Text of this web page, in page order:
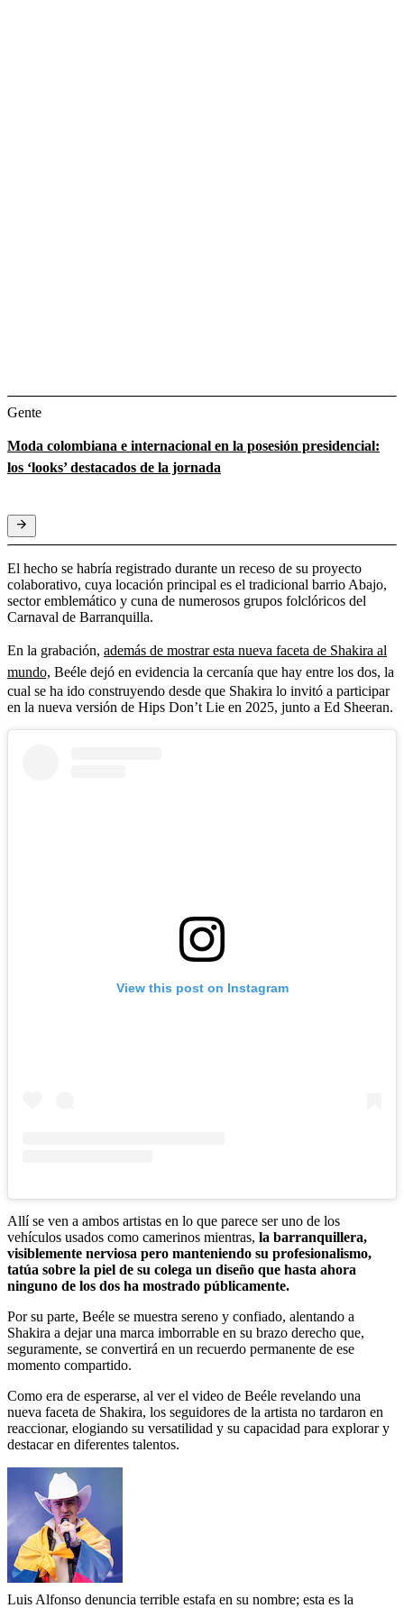
Gente
Moda colombiana e internacional en la posesión presidencial:
los ‘looks’ destacados de la jornada
El hecho se habría registrado durante un receso de su proyecto
colaborativo, cuya locación principal es el tradicional barrio Abajo,
sector emblemático y cuna de numerosos grupos folclóricos del
Carnaval de Barranquilla.
En la grabación, además de mostrar esta nueva faceta de Shakira al
mundo, Beéle dejó en evidencia la cercanía que hay entre los dos, la
cual se ha ido construyendo desde que Shakira lo invitó a participar
en la nueva versión de Hips Don’t Lie en 2025, junto a Ed Sheeran.
View this post on Instagram
Allí se ven a ambos artistas en lo que parece ser uno de los
vehículos usados como camerinos mientras, la barranquillera,
visiblemente nerviosa pero manteniendo su profesionalismo,
tatúa sobre la piel de su colega un diseño que hasta ahora
ninguno de los dos ha mostrado públicamente.
Por su parte, Beéle se muestra sereno y confiado, alentando a
Shakira a dejar una marca imborrable en su brazo derecho que,
seguramente, se convertirá en un recuerdo permanente de ese
momento compartido.
Como era de esperarse, al ver el video de Beéle revelando una
nueva faceta de Shakira, los seguidores de la artista no tardaron en
reaccionar, elogiando su versatilidad y su capacidad para explorar y
destacar en diferentes talentos.
Luis Alfonso denuncia terrible estafa en su nombre; esta es la